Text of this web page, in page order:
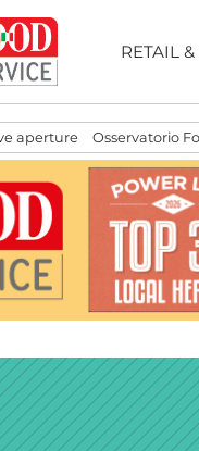
RETAIL
aperture Osservatorio